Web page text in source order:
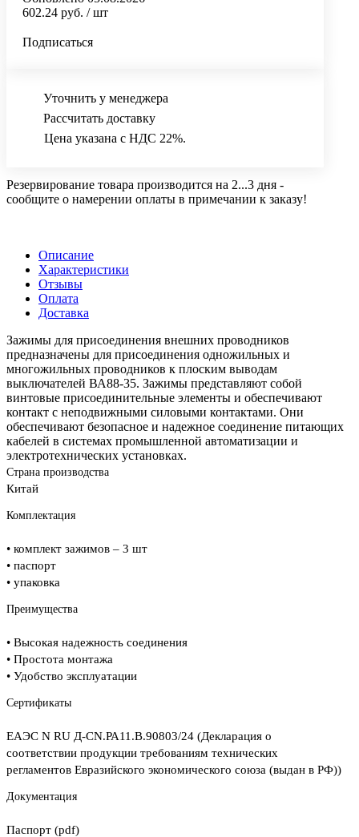
602.24 руб. / шт
Подписаться
Уточнить у менеджера
Рассчитать доставку
Цена указана с НДС 22%.
Резервирование товара производится на 2...3 дня -
сообщите о намерении оплаты в примечании к заказу!
Описание
Характеристики
Отзывы
Оплата
Доставка
Зажимы для присоединения внешних проводников
предназначены для присоединения одножильных и
многожильных проводников к плоским выводам
выключателей ВА88-35. Зажимы представляют собой
винтовые присоединительные элементы и обеспечивают
контакт с неподвижными силовыми контактами. Они
обеспечивают безопасное и надежное соединение питающих
кабелей в системах промышленной автоматизации и
электротехнических установках.
Страна производства
Китай
Комплектация
• комплект зажимов – 3 шт
• паспорт
• упаковка
Преимущества
• Высокая надежность соединения
• Простота монтажа
• Удобство эксплуатации
Сертификаты
ЕАЭС N RU Д-CN.РА11.В.90803/24 (Декларация о
соответствии продукции требованиям технических
регламентов Евразийского экономического союза (выдан в РФ))
Документация
Паспорт (pdf)